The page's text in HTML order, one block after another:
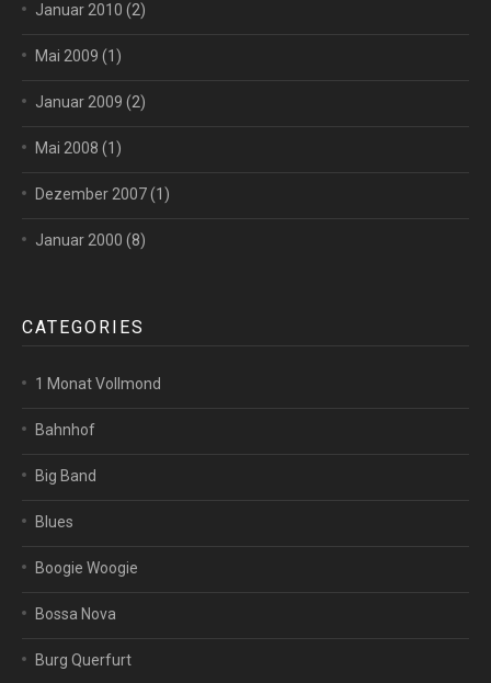
Januar 2010 (2)
Mai 2009 (1)
Januar 2009 (2)
Mai 2008 (1)
Dezember 2007(1)
Januar 2000 (8)
CATEGORIES
1 Monat Vollmond
Bahnhof
Big Band
Blues
Boogie Woogie
Bossa Nova
Burg Querfurt